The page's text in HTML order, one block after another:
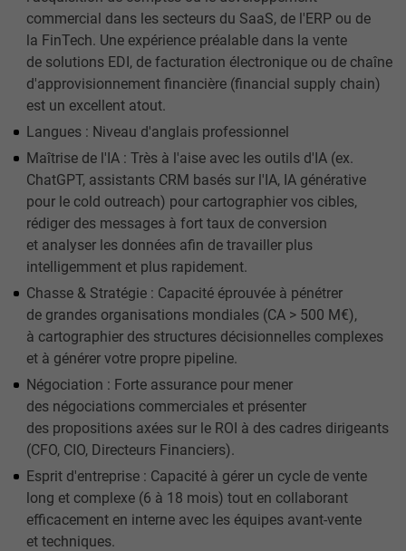
commercial dans les secteurs du SaaS, de l'ERP ou de
la FinTech. Une expérience préalable dans la vente
de solutions EDI, de facturation électronique ou de chaîne
d'approvisionnement financière (financial supply chain)
est un excellent atout.
Langues : Niveau d'anglais professionnel
Maîtrise de l'IA : Très à l'aise avec les outils d'IA (ex.
ChatGPT, assistants CRM basés sur l'IA, IA générative
pour le cold outreach) pour cartographier vos cibles,
rédiger des messages à fort taux de conversion
et analyser les données afin de travailler plus
intelligemment et plus rapidement.
Chasse & Stratégie : Capacité éprouvée à pénétrer
de grandes organisations mondiales (CA > 500 M€),
à cartographier des structures décisionnelles complexes
et à générer votre propre pipeline.
Négociation : Forte assurance pour mener
des négociations commerciales et présenter
des propositions axées sur le ROI à des cadres dirigeants
(CFO, CIO, Directeurs Financiers).
Esprit d'entreprise : Capacité à gérer un cycle de vente
long et complexe (6 à 18 mois) tout en collaborant
efficacement en interne avec les équipes avant-vente
et techniques.